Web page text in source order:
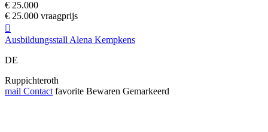
€ 25.000
€ 25.000 vraagprijs

Ausbildungsstall Alena Kempkens
DE
Ruppichteroth
mail Contact favorite Bewaren Gemarkeerd